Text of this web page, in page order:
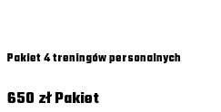
Pakiet 4 treningów personalnych
650 złPakiet